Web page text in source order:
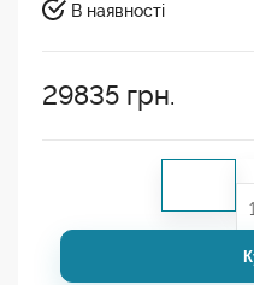
В наявності
29835 грн.